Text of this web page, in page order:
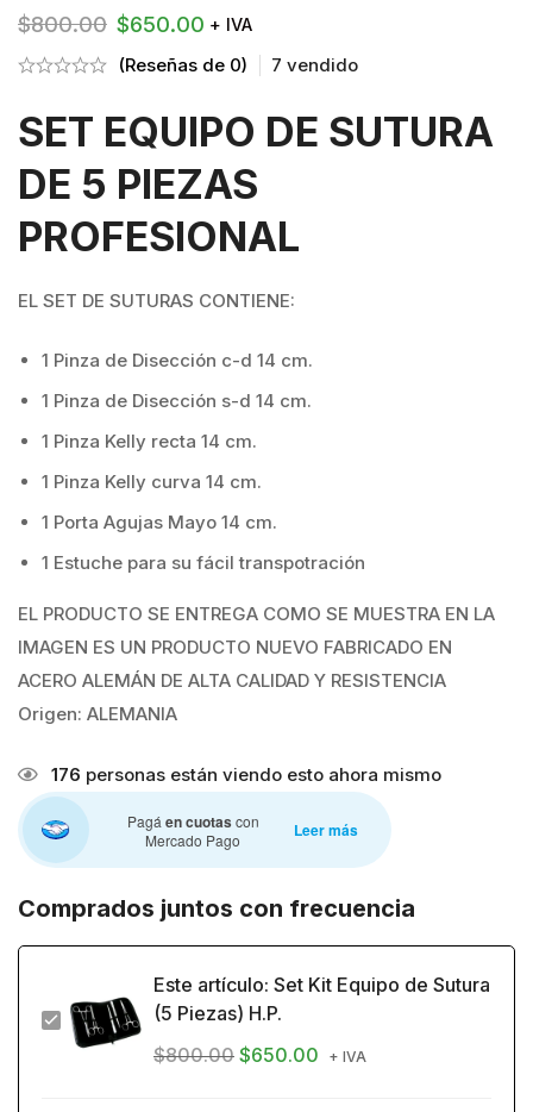
$800.00 $650.00 + IVA
(Reseñas de 0) 7 vendido
SET EQUIPO DE SUTURA
DE 5 PIEZAS
PROFESIONAL
EL SET DE SUTURAS CONTIENE:
1 Pinza de Disección c-d 14 cm.
1 Pinza de Disección s-d 14 cm.
1 Pinza Kelly recta 14 cm.
1 Pinza Kelly curva 14 cm.
1 Porta Agujas Mayo 14 cm.
1 Estuche para su fácil transpotración
EL PRODUCTO SE ENTREGA COMO SE MUESTRA EN LA
IMAGEN ES UN PRODUCTO NUEVO FABRICADO EN
ACERO ALEMÁN DE ALTA CALIDAD Y RESISTENCIA
Origen: ALEMANIA
176 personas están viendo esto ahora mismo
Pagáen cuotas con
Mercado Pago
Leer más
Comprados juntos con frecuencia
Este artículo: Set Kit Equipo de Sutura
(5 Piezas) H.P.
$800.00 $650.00 + IVA